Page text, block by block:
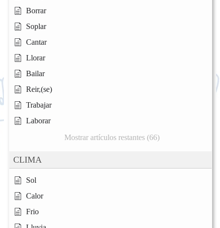
Borrar
Soplar
Cantar
Llorar
Bailar
Reir,(se)
Trabajar
Laborar
Mostrar artículos restantes (66)
CLIMA
Sol
Calor
Frio